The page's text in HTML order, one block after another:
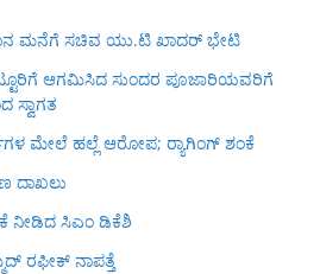
ಮನೆಗೆ ಸಚಿವ ಯು.ಟಿ ಖಾದರ್ ಭೇಟಿ
ಆಗಮಿಸಿದ ಸುಂದರ ಪೂಜಾರಿಯವರಿಗೆ
ಮೇಲೆ ಹಲ್ಲೆ ಆರೋಪ; ರ‍್ಯಾಗಿಂಗ್ ಶಂಕೆ
ದಾಖಲು
ನೀಡಿದ ಸಿಎಂ ಡಿಕೆಶಿ
ರಫೀಕ್ ನಾಪತ್ತೆ